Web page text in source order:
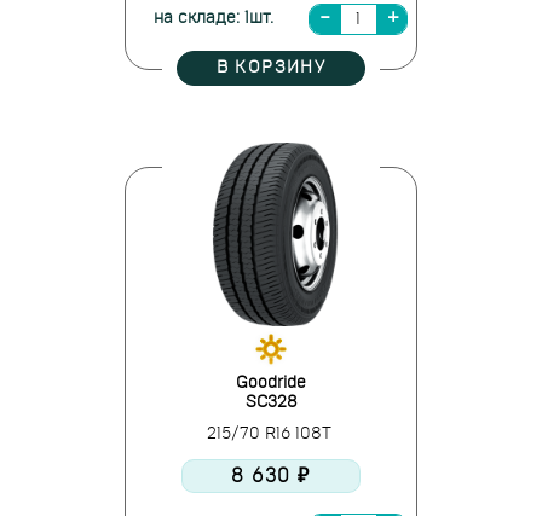
на складе: 1шт.
В КОРЗИНУ
Goodride
SC328
215/70 R16 108T
8 630 ₽